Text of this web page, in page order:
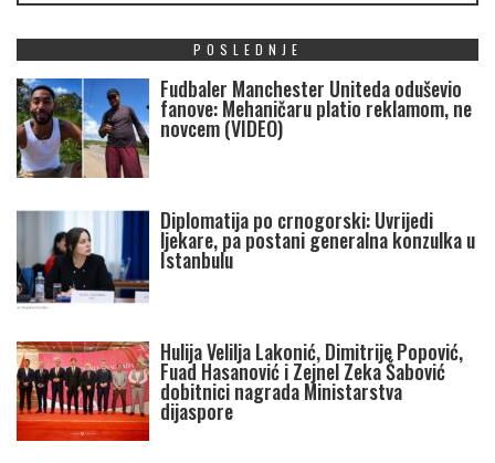
POSLEDNJE
Fudbaler Manchester Uniteda oduševio
fanove: Mehaničaru platio reklamom, ne
novcem (VIDEO)
Diplomatija po crnogorski: Uvrijedi
ljekare, pa postani generalna konzulka u
Istanbulu
Hulija Velilja Lakonić, Dimitrije Popović,
Fuad Hasanović i Zejnel Zeka Šabović
dobitnici nagrada Ministarstva
dijaspore